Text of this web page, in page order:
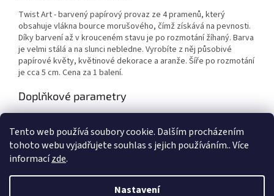
Tento web používá soubory cookie. Dalším procházením
tohoto webu vyjadřujete souhlas s jejich používáním.. Více
informacízde.
Nastavení
Twist Art - barvený papírový provaz ze 4 pramenů, který
obsahuje vlákna bource morušového, čímž získává na pevnosti.
Díky barvení až v krouceném stavu je po rozmotání žíhaný. Barva
je velmi stálá a na slunci nebledne. Vyrobíte z něj působivé
papírové květy, květinové dekorace a aranže. Šíře po rozmotání
je cca 5 cm. Cena za 1 balení.
Doplňkové parametry
EAN: Zvolte variantu
Vytvořil Shoptet